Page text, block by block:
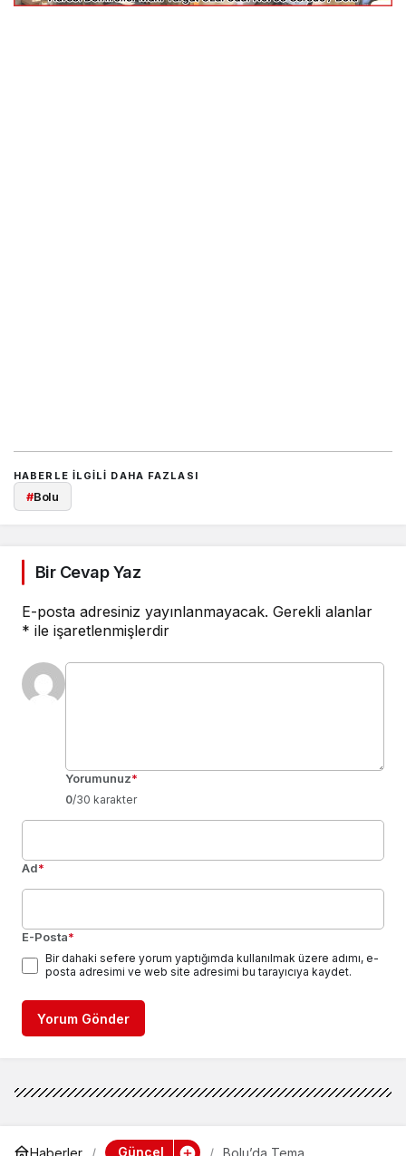
HABERLE ILGILI DAHA FAZLASI
#Bolu
Bir Cevap Yaz
E-posta adresiniz yayınlanmayacak. Gerekli alanlar
* ile işaretlenmişlerdir
Yorumunuz*
0/30 karakter
Ad*
E-Posta*
Bir dahaki sefere yorum yaptığımda kullanılmak üzere adımı, e-
posta adresimi ve web site adresimi bu tarayıcıya kaydet.
Yorum Gönder
Haberler Güncel Bolu’da Tema